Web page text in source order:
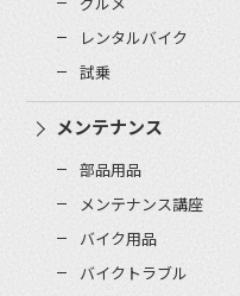
レンタルバイク
試乗
メンテナンス
部品用品
メンテナンス講座
バイク用品
バイクトラブル